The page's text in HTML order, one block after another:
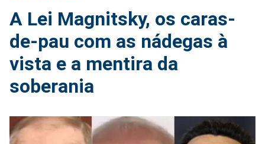
A Lei Magnitsky, os caras-
de-pau com as nádegas à
vista e a mentira da
soberania